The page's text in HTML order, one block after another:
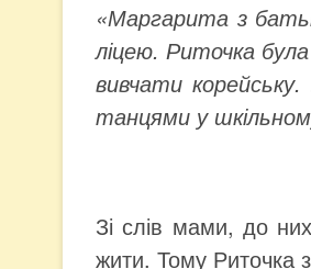
«Маргарита з
ліцею. Риточка
вивчати
танцями у
Зі слів мами, до
жити. Тому Риточка